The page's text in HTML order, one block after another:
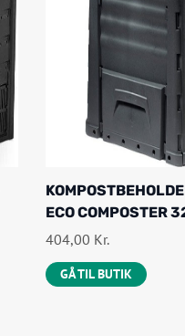
ECO COMPOSTER
404,00 Kr.
GÅ TIL BUTIK